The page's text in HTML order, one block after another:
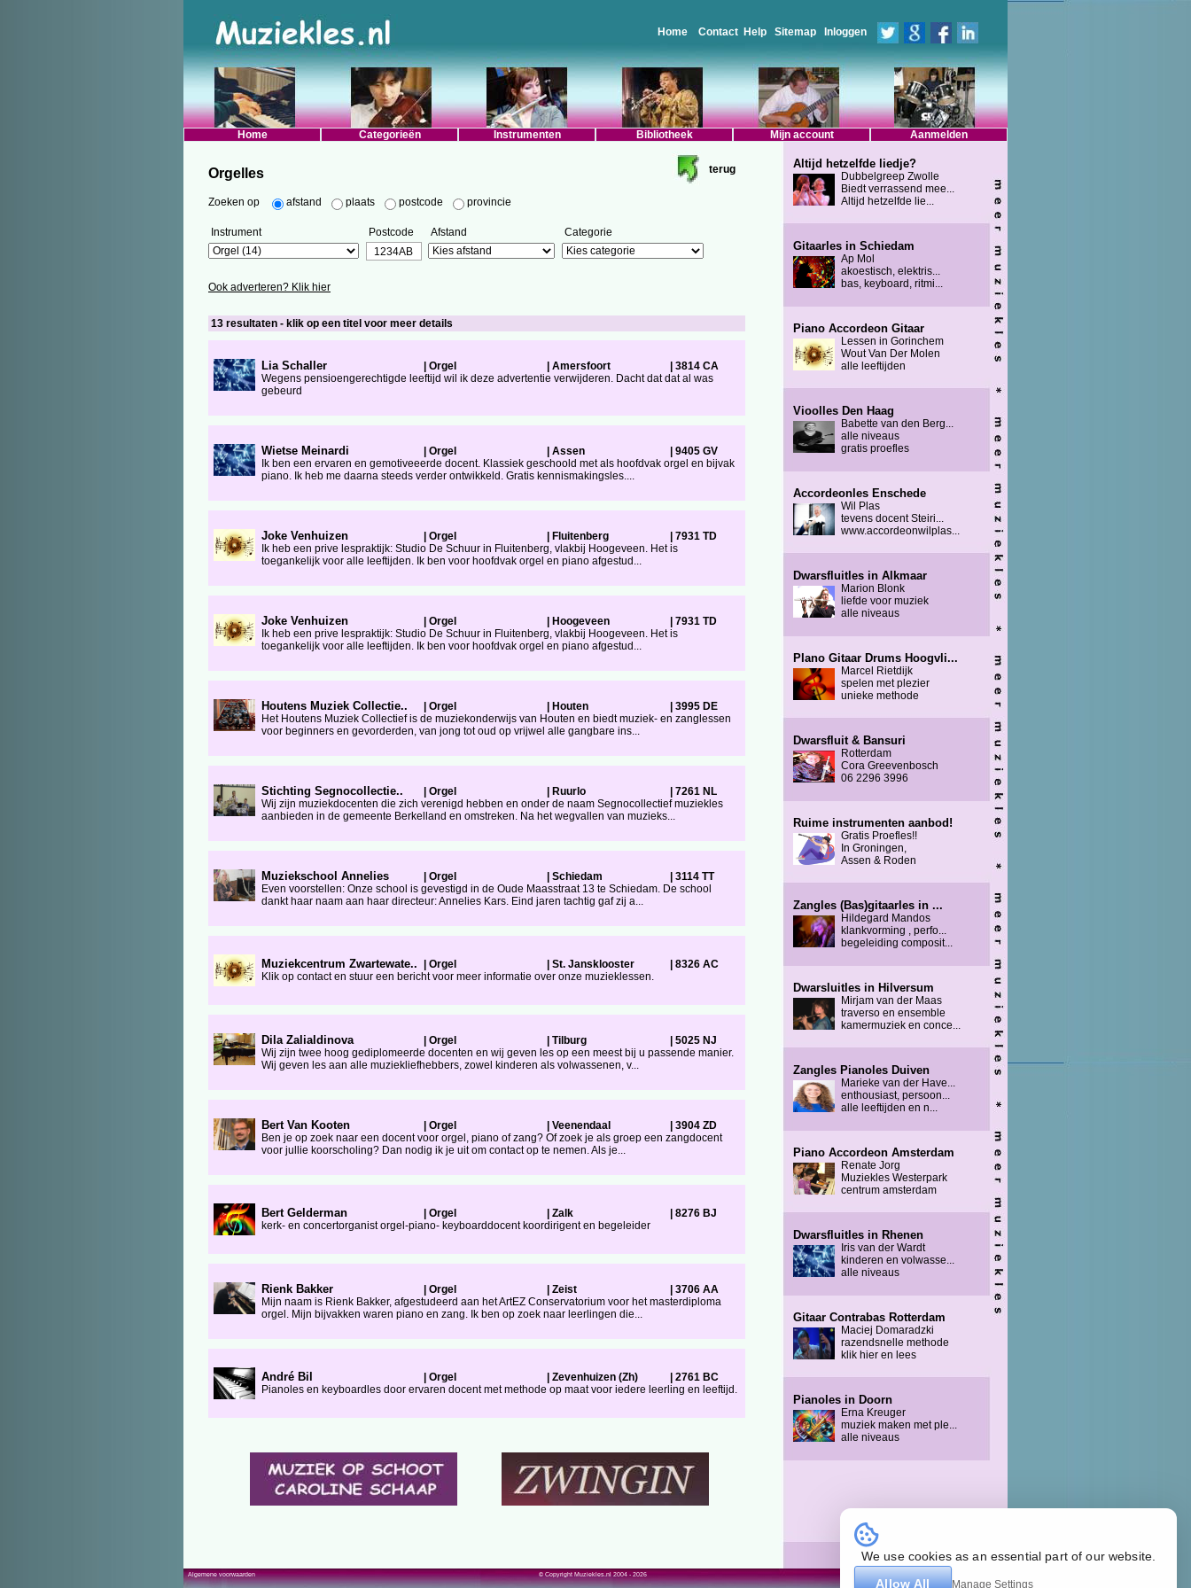
Home Contact Help Sitemap Inloggen
Home Categorieën Instrumenten Bibliotheek Mijn account Aanmelden
Orgelles terug
Zoeken op afstand plaats postcode provincie
Instrument Postcode Afstand Categorie
Ook adverteren? Klik hier
13 resultaten - klik op een titel voor meer details
Lia Schaller Orgel Amersfoort
3814 CA
Wegens pensioengerechtigde leeftijd wil ik deze advertentie verwijderen. Dacht dat dat al was
gebeurd
Wietse Meinardi Orgel Assen
9405 GV
Ik ben een ervaren en gemotiveeerde docent. Klassiek geschoold met als hoofdvak orgel en bijvak
piano. Ik heb me daarna steeds verder ontwikkeld. Gratis kennismakingsles....
Joke Venhuizen Orgel Fluitenberg
7931 TD
Ik heb een prive lespraktijk: Studio De Schuur in Fluitenberg, vlakbij Hoogeveen. Het is
toegankelijk voor alle leeftijden. Ik ben voor hoofdvak orgel en piano afgestud...
Joke Venhuizen Orgel Hoogeveen
7931 TD
Ik heb een prive lespraktijk: Studio De Schuur in Fluitenberg, vlakbij Hoogeveen. Het is
toegankelijk voor alle leeftijden. Ik ben voor hoofdvak orgel en piano afgestud...
Houtens Muziek Collectie.. Orgel Houten
3995 DE
Het Houtens Muziek Collectief is de muziekonderwijs van Houten en biedt muziek- en zanglessen
voor beginners en gevorderden, van jong tot oud op vrijwel alle gangbare ins...
Stichting Segnocollectie.. Orgel Ruurlo
7261 NL
Wij zijn muziekdocenten die zich verenigd hebben en onder de naam Segnocollectief muziekles
aanbieden in de gemeente Berkelland en omstreken. Na het wegvallen van muzieks...
Muziekschool Annelies Orgel Schiedam
3114 TT
Even voorstellen: Onze school is gevestigd in de Oude Maasstraat 13 te Schiedam. De school
dankt haar naam aan haar directeur: Annelies Kars. Eind jaren tachtig gaf zij a...
Muziekcentrum Zwartewate.. Orgel St. Jansklooster
8326 AC
Klik op contact en stuur een bericht voor meer informatie over onze muzieklessen.
Dila Zalialdinova Orgel Tilburg
5025 NJ
Wij zijn twee hoog gediplomeerde docenten en wij geven les op een meest bij u passende manier.
Wij geven les aan alle muziekliefhebbers, zowel kinderen als volwassenen, v...
Bert Van Kooten Orgel Veenendaal
3904 ZD
Ben je op zoek naar een docent voor orgel, piano of zang? Of zoek je als groep een zangdocent
voor jullie koorscholing? Dan nodig ik je uit om contact op te nemen. Als je...
Bert Gelderman Orgel Zalk
8276 BJ
kerk- en concertorganist orgel-piano- keyboarddocent koordirigent en begeleider
Rienk Bakker Orgel Zeist
3706 AA
Mijn naam is Rienk Bakker, afgestudeerd aan het ArtEZ Conservatorium voor het masterdiploma
orgel. Mijn bijvakken waren piano en zang. Ik ben op zoek naar leerlingen die...
André Bil Orgel Zevenhuizen (Zh)
2761 BC
Pianoles en keyboardles door ervaren docent met methode op maat voor iedere leerling en leeftijd.
Altijd hetzelfde liedje?
Dubbelgreep Zwolle
Biedt verrassend mee...
Altijd hetzelfde lie...
Gitaarles in Schiedam
Ap Mol
akoestisch, elektris...
bas, keyboard, ritmi...
Piano Accordeon Gitaar
Lessen in Gorinchem
Wout Van Der Molen
alle leeftijden
Vioolles Den Haag
Babette van den Berg...
alle niveaus
gratis proefles
Accordeonles Enschede
Wil Plas
tevens docent Steiri...
www.accordeonwilplas...
Dwarsfluitles in Alkmaar
Marion Blonk
liefde voor muziek
alle niveaus
PIano Gitaar Drums Hoogvli...
Marcel Rietdijk
spelen met plezier
unieke methode
Dwarsfluit & Bansuri
Rotterdam
Cora Greevenbosch
06 2296 3996
Ruime instrumenten aanbod!
Gratis Proefles!!
In Groningen,
Assen & Roden
Zangles (Bas)gitaarles in ...
Hildegard Mandos
klankvorming , perfo...
begeleiding composit...
Dwarsluitles in Hilversum
Mirjam van der Maas
traverso en ensemble
kamermuziek en conce...
Zangles Pianoles Duiven
Marieke van der Have...
enthousiast, persoon...
alle leeftijden en n...
Piano Accordeon Amsterdam
Renate Jorg
Muziekles Westerpark
centrum amsterdam
Dwarsfluitles in Rhenen
Iris van der Wardt
kinderen en volwasse...
alle niveaus
Gitaar Contrabas Rotterdam
Maciej Domaradzki
razendsnelle methode
klik hier en lees
Pianoles in Doorn
Erna Kreuger
muziek maken met ple...
alle niveaus
Algemene voorwaarden © Copyright Muziekles.nl 2004 - 2026
We use cookies as an essential part of our website.
Allow All
Manage Settings